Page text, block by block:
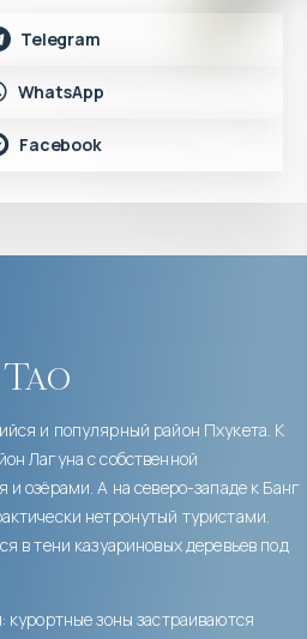
Telegram
WhatsApp
Facebook
и популярный район Пхукета. К
Лагуна с собственной
озёрами. А на северо-западе к Банг
нетронутый туристами.
в тени казуариновых деревьев под
курортные зоны застраиваются